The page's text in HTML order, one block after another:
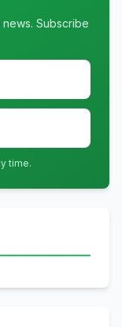
Subscribe
time.